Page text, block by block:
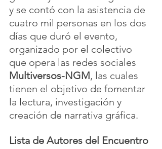
y se contó con la asistencia de
cuatro mil personas en los dos
días que duró el evento,
organizado por el colectivo
que opera las redes sociales
Multiversos-NGM, las cuales
tienen el objetivo de fomentar
la lectura, investigación y
creación de narrativa gráfica.
Lista de Autores del Encuentro